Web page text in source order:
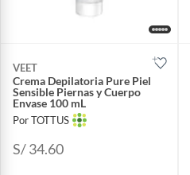
VEET
Crema Depilatoria Pure Piel
Sensible Piernas y Cuerpo
Envase 100 mL
Por TOTTUS
S/ 34.60